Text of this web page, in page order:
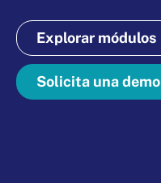
Explorar módulos
Solicita una demo